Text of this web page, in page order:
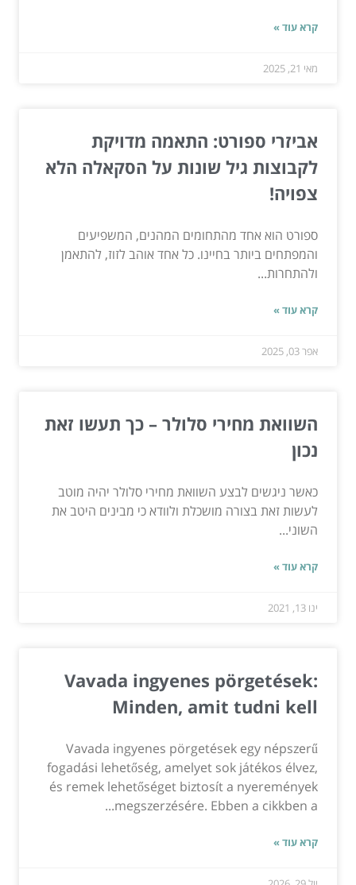
קרא עוד »
מאי 21, 2025
אביזרי ספורט: התאמה מדויקת
לקבוצות גיל שונות על הסקאלה הלא
צפויה!
ספורט הוא אחד מהתחומים המהנים, המשפיעים
והמפתחים ביותר בחיינו. כל אחד אוהב לזוז, להתאמן
ולהתחרות...
קרא עוד »
אפר 03, 2025
השוואת מחירי סלולר – כך תעשו זאת
נכון
כאשר ניגשים לבצע השוואת מחירי סלולר יהיה מוטב
לעשות זאת בצורה מושכלת ולוודא כי מבינים היטב את
השוני...
קרא עוד »
ינו 13, 2021
Vavada ingyenes pörgetések:
Minden, amit tudni kell
Vavada ingyenes pörgetések egy népszerű
fogadási lehetőség, amelyet sok játékos élvez,
és remek lehetőséget biztosít a nyeremények
megszerzésére. Ebben a cikkben a...
קרא עוד »